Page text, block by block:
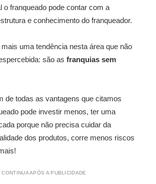
o franqueado pode contar com a
e conhecimento do franqueador.
uma tendência nesta área que não
são as franquias sem
de todas as vantagens que citamos
pode investir menos, ter uma
porque não precisa cuidar da
dos produtos, corre menos riscos
CONTINUA APÓS A PUBLICIDADE